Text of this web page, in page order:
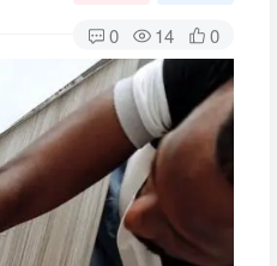
0 14 0